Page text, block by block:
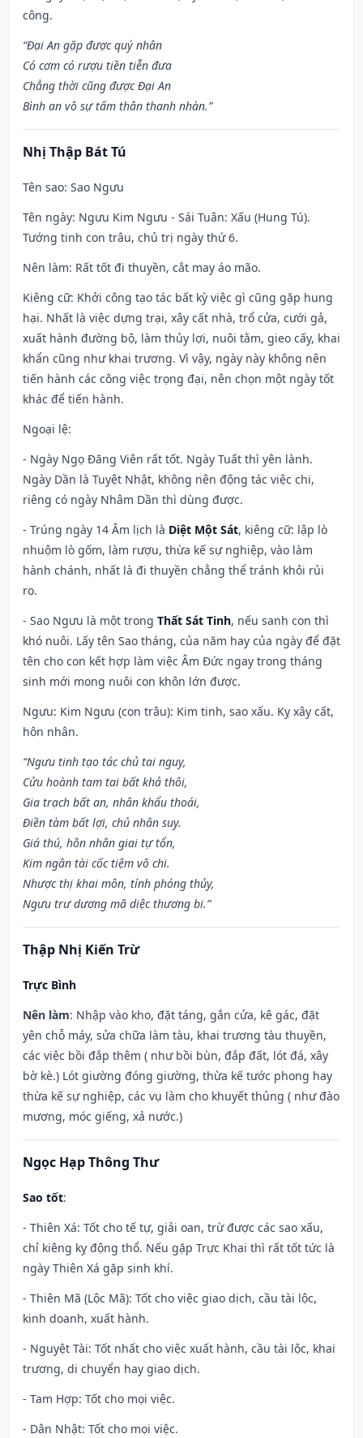
công.
“Đại An gặp được quý nhân
Có cơm có rượu tiền tiễn đưa
Chẳng thời cũng được Đại An
Bình an vô sự tấm thân thanh nhàn.”
Nhị Thập Bát Tú
Tên sao: Sao Ngưu
Tên ngày: Ngưu Kim Ngưu - Sái Tuân: Xấu (Hung Tú).
Tướng tinh con trâu, chủ trị ngày thứ 6.
Nên làm: Rất tốt đi thuyền, cắt may áo mão.
Kiêng cữ: Khởi công tạo tác bất kỳ việc gì cũng gặp hung
hại. Nhất là việc dựng trại, xây cất nhà, trổ cửa, cưới gả,
xuất hành đường bộ, làm thủy lợi, nuôi tằm, gieo cấy, khai
khẩn cũng như khai trương. Vì vậy, ngày này không nên
tiến hành các công việc trọng đại, nên chọn một ngày tốt
khác để tiến hành.
Ngoại lệ:
- Ngày Ngọ Đăng Viên rất tốt. Ngày Tuất thì yên lành.
Ngày Dần là Tuyệt Nhật, không nên động tác việc chi,
riêng có ngày Nhâm Dần thì dùng được.
- Trúng ngày 14 Âm lịch là Diệt Một Sát, kiêng cữ: lập lò
nhuộm lò gốm, làm rượu, thừa kế sự nghiệp, vào làm
hành chánh, nhất là đi thuyền chẳng thể tránh khỏi rủi
ro.
- Sao Ngưu là một trong Thất Sát Tinh, nếu sanh con thì
khó nuôi. Lấy tên Sao tháng, của năm hay của ngày để đặt
tên cho con kết hợp làm việc Âm Đức ngay trong tháng
sinh mới mong nuôi con khôn lớn được.
Ngưu: Kim Ngưu (con trâu): Kim tinh, sao xấu. Kỵ xây cất,
hôn nhân.
“Ngưu tinh tạo tác chủ tai nguy,
Cửu hoành tam tai bất khả thôi,
Gia trạch bất an, nhân khẩu thoái,
Điền tàm bất lợi, chủ nhân suy.
Giá thú, hôn nhân giai tự tổn,
Kim ngân tài cốc tiệm vô chi.
Nhược thị khai môn, tính phóng thủy,
Ngưu trư dương mã diệc thương bi.”
Thập Nhị Kiến Trừ
Trực Bình
Nên làm: Nhập vào kho, đặt táng, gắn cửa, kê gác, đặt
yên chỗ máy, sửa chữa làm tàu, khai trương tàu thuyền,
các việc bồi đắp thêm ( như bồi bùn, đắp đất, lót đá, xây
bờ kè.) Lót giường đóng giường, thừa kế tước phong hay
thừa kế sự nghiệp, các vụ làm cho khuyết thủng ( như đào
mương, móc giếng, xả nước.)
Ngọc Hạp Thông Thư
Sao tốt:
- Thiên Xá: Tốt cho tế tự, giải oan, trừ được các sao xấu,
chỉ kiêng kỵ động thổ. Nếu gặp Trực Khai thì rất tốt tức là
ngày Thiên Xá gặp sinh khí.
- Thiên Mã (Lộc Mã): Tốt cho việc giao dịch, cầu tài lộc,
kinh doanh, xuất hành.
- Nguyệt Tài: Tốt nhất cho việc xuất hành, cầu tài lộc, khai
trương, di chuyển hay giao dịch.
- Tam Hợp: Tốt cho mọi việc.
- Dân Nhật: Tốt cho mọi việc.